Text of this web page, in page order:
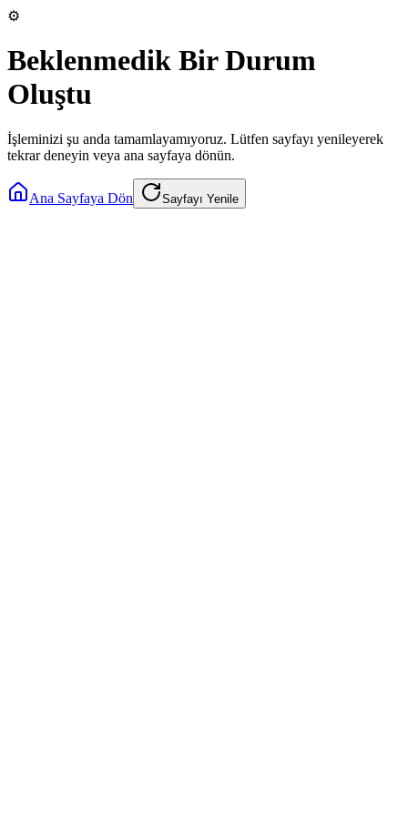
⚙️
Beklenmedik Bir Durum
Oluştu
İşleminizi şu anda tamamlayamıyoruz. Lütfen sayfayı yenileyerek
tekrar deneyin veya ana sayfaya dönün.
Ana Sayfaya Dön Sayfayı Yenile